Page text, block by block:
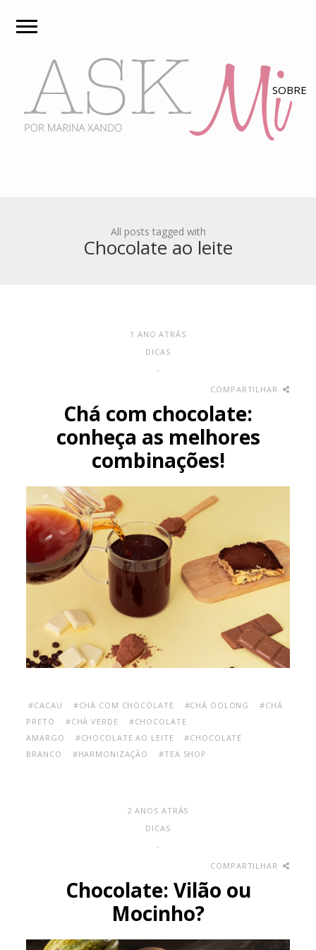
All posts tagged with
Chocolate ao leite
1 ANO ATRÁS
DICAS
-
COMPARTILHAR
Chá com chocolate:
conheça as melhores
combinações!
#CACAU #CHÁ COM CHOCOLATE #CHÁ OOLONG
#CHÁ
PRETO
#CHÁ VERDE
#CHOCOLATE
AMARGO
#CHOCOLATE AO LEITE
#CHOCOLATE
BRANCO
#HARMONIZAÇÃO #TEA SHOP
2 ANOS ATRÁS
DICAS
-
COMPARTILHAR
Chocolate: Vilão ou
Mocinho?